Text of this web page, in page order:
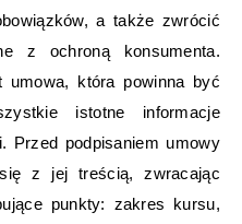
a także zwrócić
z ochroną konsumenta.
umowa, która powinna być
istotne informacje
Przed podpisaniem umowy
z jej treścią, zwracając
punkty: zakres kursu,